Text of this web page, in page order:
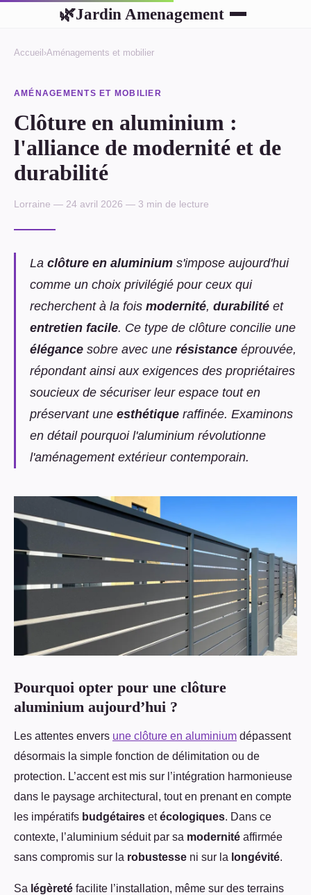
🌿Jardin Amenagement
Accueil ›Aménagements et mobilier
AMÉNAGEMENTS ET MOBILIER
Clôture en aluminium :
l'alliance de modernité et de
durabilité
Lorraine — 24 avril 2026 — 3 min de lecture
La clôture en aluminium s'impose aujourd'hui
comme un choix privilégié pour ceux qui
recherchent à la fois modernité, durabilité et
entretien facile. Ce type de clôture concilie une
élégance sobre avec une résistance éprouvée,
répondant ainsi aux exigences des propriétaires
soucieux de sécuriser leur espace tout en
préservant une esthétique raffinée. Examinons
en détail pourquoi l'aluminium révolutionne
l'aménagement extérieur contemporain.
Pourquoi opter pour une clôture
aluminium aujourd’hui ?
Les attentes envers une clôture en aluminium dépassent
désormais la simple fonction de délimitation ou de
protection. L’accent est mis sur l’intégration harmonieuse
dans le paysage architectural, tout en prenant en compte
les impératifs budgétaires etécologiques. Dans ce
contexte, l’aluminium séduit par sa modernité affirmée
sans compromis sur la robustesse ni sur la longévité.
Sa légèreté facilite l’installation, même sur des terrains